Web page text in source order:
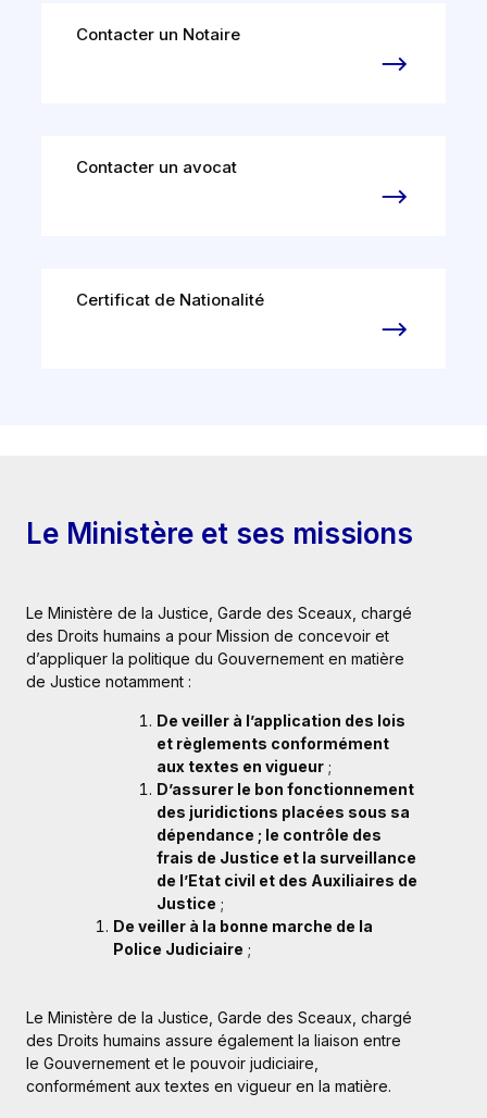
Contacter un Notaire
Contacter un avocat
Certificat de Nationalité
Le Ministère et ses missions
Le Ministère de la Justice, Garde des Sceaux, chargé
des Droits humains a pour Mission de concevoir et
d’appliquer la politique du Gouvernement en matière
de Justice notamment :
De veiller à l’application des lois
et règlements conformément
aux textes en vigueur ;
D’assurer le bon fonctionnement
des juridictions placées sous sa
dépendance ; le contrôle des
frais de Justice et la surveillance
de l’Etat civil et des Auxiliaires de
Justice ;
De veiller à la bonne marche de la
Police Judiciaire ;
Le Ministère de la Justice, Garde des Sceaux, chargé
des Droits humains assure également la liaison entre
le Gouvernement et le pouvoir judiciaire,
conformément aux textes en vigueur en la matière.